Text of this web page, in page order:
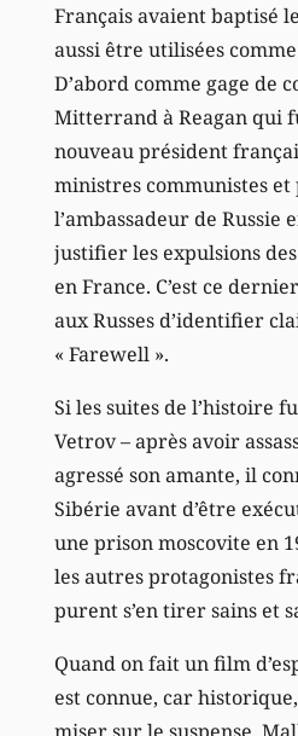
Français avaient baptisé
aussi être utilisées
D’abord comme gage de
Mitterrand à Reagan qui
nouveau président
ministres communistes et
l’ambassadeur de Russie
justifier les expulsions
en France. C’est ce
aux Russes d’identifier
« Farewell ».
Si les suites de l’histoire
Vetrov – après avoir
agressé son amante, il
Sibérie avant d’être
une prison moscovite en
les autres protagonistes
purent s’en tirer sains et
Quand on fait un film
est connue, car